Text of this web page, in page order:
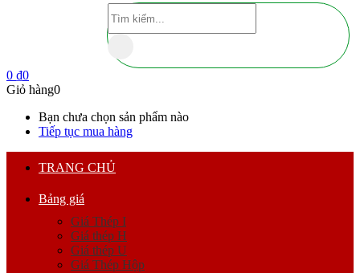
0 ₫0
Giỏ hàng0
Bạn chưa chọn sản phẩm nào
Tiếp tục mua hàng
TRANG CHỦ
Bảng giá
Giá Thép I
Giá thép H
Giá thép U
Giá Thép Hộp